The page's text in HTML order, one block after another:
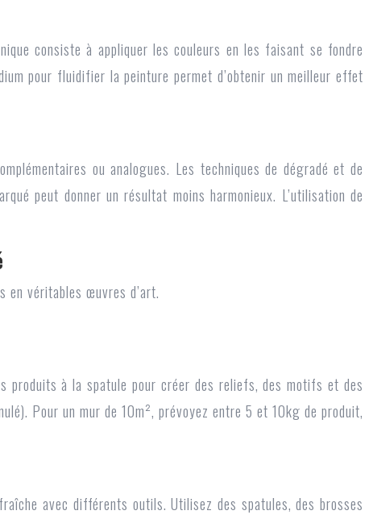
consiste à appliquer les couleurs en les faisant se fondre
pour fluidifier la peinture permet d’obtenir un meilleur effet
ou analogues. Les techniques de dégradé et de
peut donner un résultat moins harmonieux. L’utilisation de
en véritables œuvres d’art.
à la spatule pour créer des reliefs, des motifs et des
Pour un mur de 10m², prévoyez entre 5 et 10kg de produit,
avec différents outils. Utilisez des spatules, des brosses